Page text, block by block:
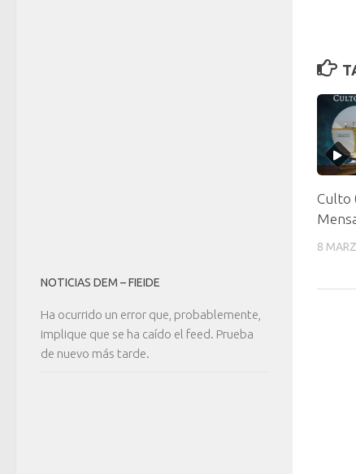
Culto
8
NOTICIAS DEM – FIEIDE
Ha ocurrido un error que, probablemente,
implique que se ha caído el feed. Prueba
de nuevo más tarde.